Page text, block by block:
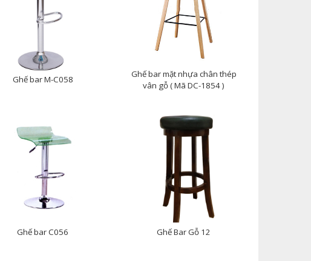
Ghế bar M-C058
Ghế bar mặt nhựa chân thép
vân gỗ ( Mã DC-1854 )
Ghế bar C056 Ghế Bar Gỗ 12